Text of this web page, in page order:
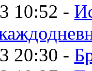
10:52 -
20:30 -